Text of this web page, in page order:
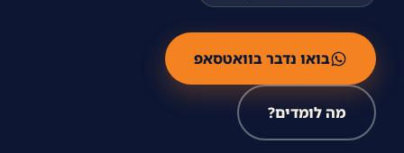
בואו נדבר בוואטסאפ
מה לומדים?